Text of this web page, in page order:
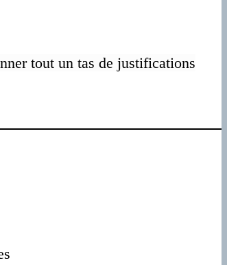
tout un tas de justifications